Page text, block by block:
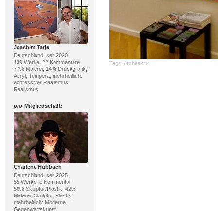
Joachim Tatje
Deutschland, seit 2020
139 Werke, 22 Kommentare
77% Malerei, 14% Druckgrafik;
Acryl, Tempera; mehrheitlich:
expressiver Realismus,
Realismus
pro-Mitgliedschaft:
Charlene Hubbuch
Deutschland, seit 2025
55 Werke, 1 Kommentar
56% Skulptur/Plastik, 42%
Malerei; Skulptur, Plastik;
mehrheitlich: Moderne,
Gegenwartskunst
Tags: Architektur